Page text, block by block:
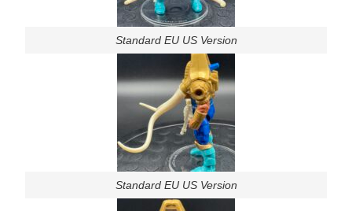
Standard EU US Version
Standard EU US Version